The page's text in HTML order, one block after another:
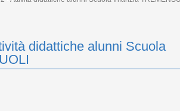
didattiche alunni Scuola